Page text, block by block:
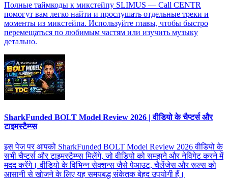
Полные таймкоды к микстейпу SLIMUS — Call CENTR
помогут вам легко найти и прослушать отдельные треки и
моменты из микстейпа. Используйте главы, чтобы быстро
перемещаться по любимым частям или изучить музыку
детально.
SharkFunded BOLT Model Review 2026 | वीडियो के चैप्टर्स और
टाइमस्टैम्प्स
इस पेज पर आपको SharkFunded BOLT Model Review 2026 वीडियो के
सभी चैप्टर्स और टाइमस्टैम्प्स मिलेंगे, जो वीडियो को समझने और नेविगेट करने में
मदद करेंगे। वीडियो के विभिन्न सेक्शन्स जैसे पेआउट, चैलेंजेस और रूल्स को
आसानी से खोजने के लिए यह समयबद्ध संकेतक बेहद उपयोगी हैं।